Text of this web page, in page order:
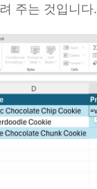
주는 것입니다.